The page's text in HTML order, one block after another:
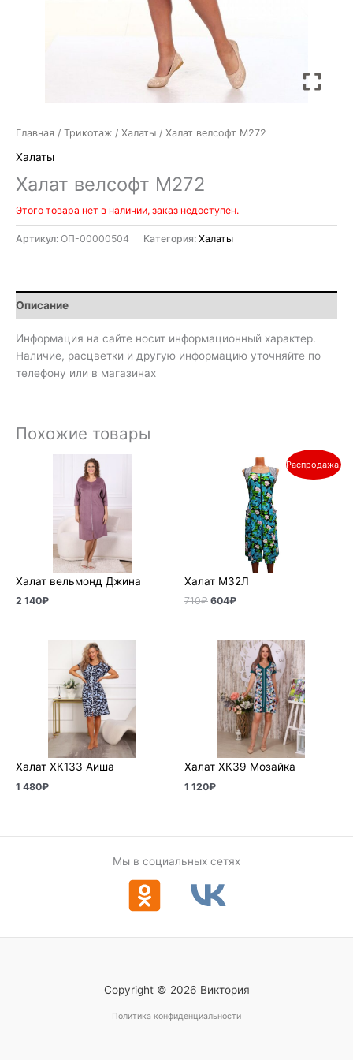
Главная / Трикотаж / Халаты / Халат велсофт М272
Халаты
Халат велсофт М272
Этого товара нет в наличии, заказ недоступен.
Артикул: ОП-00000504 Категория: Халаты
Описание
Информация на сайте носит информационный характер.
Наличие, расцветки и другую информацию уточняйте по
телефону или в магазинах
Похожие товары
Халат вельмонд Джина
2 140₽
Распродажа!
Халат М32Л
710₽
Первоначальная
составляла
604₽
Текущая
цена:
604₽.
Халат ХК133 Аиша
1 480₽
Халат ХК39 Мозайка
1 120₽
Мы в социальных сетях
Copyright © 2026 Виктория
Политика конфиденциальности